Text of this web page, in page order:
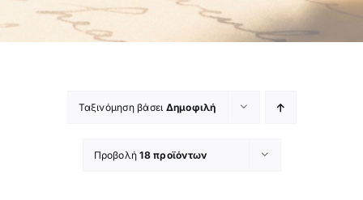
Ταξινόμηση βάσει Δημοφιλή
Προβολή18 προϊόντων